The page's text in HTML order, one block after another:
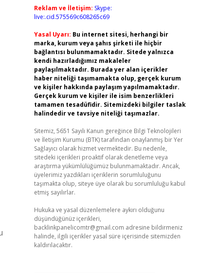
Reklam ve İletişim: Skype:
live:.cid.575569c608265c69
Yasal Uyarı: Bu internet sitesi, herhangi bir
marka, kurum veya şahıs şirketi ile hiçbir
bağlantısı bulunmamaktadır. Sitede yalnızca
kendi hazırladığımız makaleler
paylaşılmaktadır. Burada yer alan içerikler
haber niteliği taşımamakta olup, gerçek kurum
ve kişiler hakkında paylaşım yapılmamaktadır.
Gerçek kurum ve kişiler ile isim benzerlikleri
tamamen tesadüfidir. Sitemizdeki bilgiler taslak
halindedir ve tavsiye niteliği taşımazlar.
Sitemiz, 5651 Sayılı Kanun gereğince Bilgi Teknolojileri
ve İletişim Kurumu (BTK) tarafından onaylanmış bir Yer
Sağlayıcı olarak hizmet vermektedir. Bu nedenle,
sitedeki içerikleri proaktif olarak denetleme veya
araştırma yükümlülüğümüz bulunmamaktadır. Ancak,
üyelerimiz yazdıkları içeriklerin sorumluluğunu
taşımakta olup, siteye üye olarak bu sorumluluğu kabul
etmiş sayılırlar.
Hukuka ve yasal düzenlemelere aykırı olduğunu
düşündüğünüz içerikleri,
backlinkpanelicomtr@gmail.com adresine bildirmeniz
halinde, ilgili içerikler yasal süre içerisinde sitemizden
kaldırılacaktır.